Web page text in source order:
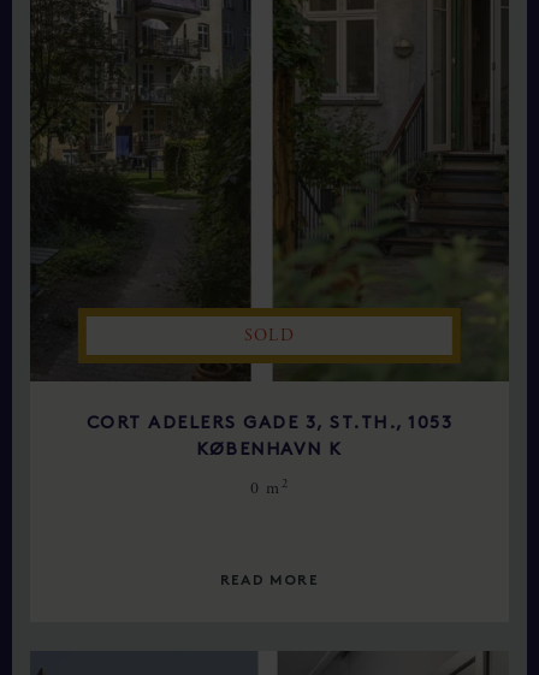
SOLD
CORT ADELERS GADE 3, ST.TH., 1053
KØBENHAVN K
0 m 2
READ MORE